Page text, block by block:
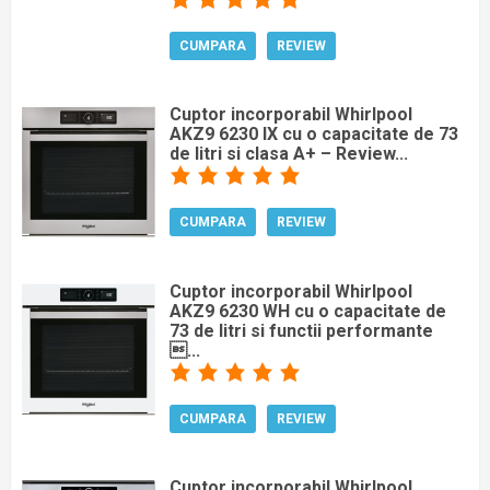
CUMPARA REVIEW
Cuptor incorporabil Whirlpool
AKZ9 6230 IX cu o capacitate de 73
de litri si clasa A+ – Review...
CUMPARA REVIEW
Cuptor incorporabil Whirlpool
AKZ9 6230 WH cu o capacitate de
73 de litri si functii performante
...
CUMPARA REVIEW